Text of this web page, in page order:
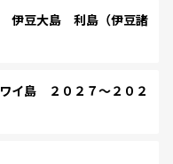
豆大島 利島（伊豆諸
イ島 ２０２７～２０２